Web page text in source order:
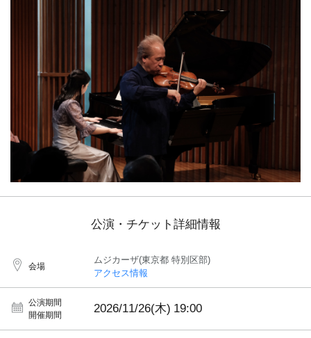
公演・チケット詳細情報
会場
ムジカーザ(東京都 特別区部)
アクセス情報
公演期間
開催期間
2026/11/26(木) 19:00